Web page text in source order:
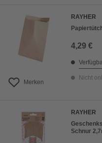
Merken
RAYHER
4,29 €
Nicht
RAYHER
Schnur